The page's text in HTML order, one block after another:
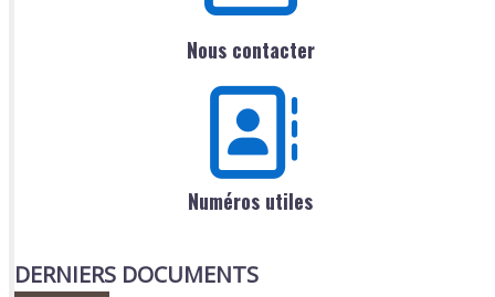
Nous contacter
Numéros utiles
DERNIERS DOCUMENTS